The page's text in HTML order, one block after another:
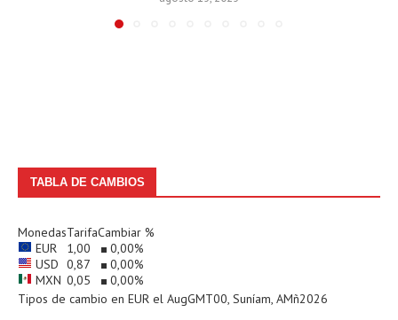
TABLA DE CAMBIOS
MonedasTarifaCambiar %
EUR
1,00 0,00%
USD 0,87 0,00%
MXN 0,05 0,00%
Tipos de cambio en EUR el AugGMT00, Suníam, AMñ2026